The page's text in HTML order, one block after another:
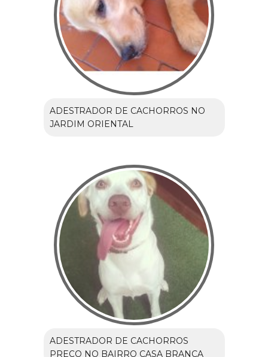
ADESTRADOR DE CACHORROS NO
JARDIM ORIENTAL
ADESTRADOR DE CACHORROS
PREÇO NO BAIRRO CASA BRANCA